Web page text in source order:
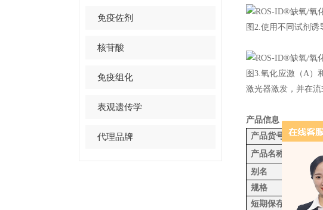
免疫佐剂
核苷酸
免疫组化
表观遗传学
代理品牌
图2.使用不同试剂诱
图3.氧化应激（A）
激光器激发，并在
产品信息
产品货号
产品名称
别名
规格
短期保存
-